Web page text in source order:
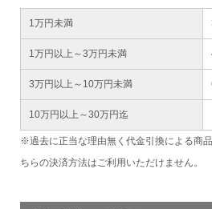
1万円未満
1万円以上～3万円未満
3万円以上～10万円未満
10万円以上～30万円迄
※過去に正当な理由無く代金引換による商
ちらの決済方法はご利用いただけません。